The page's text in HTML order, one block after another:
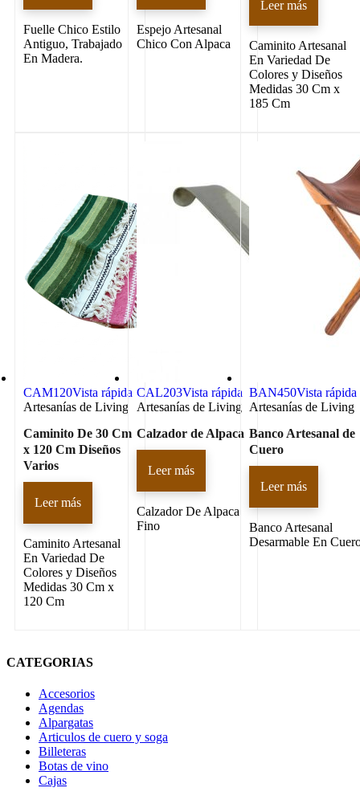
Fuelle Chico Estilo
Antiguo, Trabajado
En Madera.
Espejo Artesanal
Chico Con Alpaca
Leer más
Caminito Artesanal
En Variedad De
Colores y Diseños
Medidas 30 Cm x
185 Cm
CAM120Vista rápida
Artesanías de Living
Caminito De 30 Cm
x 120 Cm Diseños
Varios
Leer más
Caminito Artesanal
En Variedad De
Colores y Diseños
Medidas 30 Cm x
120 Cm
CAL203Vista rápida
Artesanías de Living
Calzador de Alpaca
Leer más
Calzador De Alpaca
Fino
BAN450Vista rápida
Artesanías de Living
Banco Artesanal de
Cuero
Leer más
Banco Artesanal
Desarmable En
CATEGORIAS
Accesorios
Agendas
Alpargatas
Articulos de cuero y soga
Billeteras
Botas de vino
Cajas